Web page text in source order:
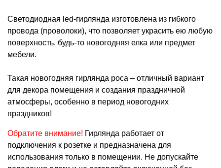
Светодиодная led-гирлянда изготовлена из гибкого
провода (проволоки), что позволяет украсить ею любую
поверхность, будь-то новогодняя елка или предмет
мебели.
Такая новогодняя гирлянда роса – отличный вариант
для декора помещения и создания праздничной
атмосферы, особенно в период новогодних
праздников!
Обратите внимание! Гирлянда работает от
подключения к розетке и предназначена для
использования только в помещении. Не допускайте